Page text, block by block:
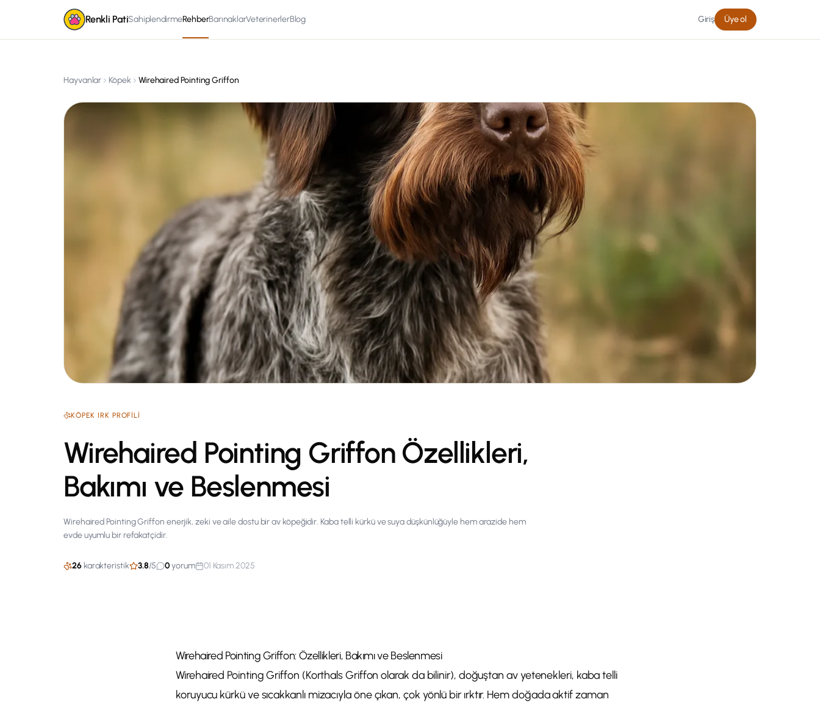
Renkli PatiSahiplendirmeRehberBarınaklarVeterinerlerBlog Giriş Üye ol
Hayvanlar Köpek Wirehaired Pointing Griffon
KÖPEK IRK PROFILI
Wirehaired Pointing Griffon Özellikleri,
Bakımı ve Beslenmesi
Wirehaired Pointing Griffon enerjik, zeki ve aile dostu bir av köpeğidir. Kaba telli kürkü ve suya düşkünlüğüyle hem arazide hem
evde uyumlu bir refakatçidir.
26 karakteristik 3.8/5 0yorum 01 Kasım 2025
Wirehaired Pointing Griffon: Özellikleri, Bakımı ve Beslenmesi
Wirehaired Pointing Griffon (Korthals Griffon olarak da bilinir), doğuştan av yetenekleri, kaba telli
koruyucu kürkü ve sıcakkanlı mizacıyla öne çıkan, çok yönlü bir ırktır. Hem doğada aktif zaman